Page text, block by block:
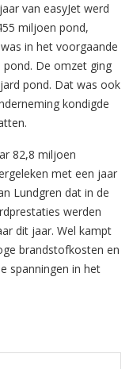
van easyJet werd
miljoen pond,
in het voorgaande
De omzet ging
pond. Dat was ook
kondigde
82,8 miljoen
met een jaar
Lundgren dat in de
werden
dit jaar. Wel kampt
brandstofkosten en
spanningen in het